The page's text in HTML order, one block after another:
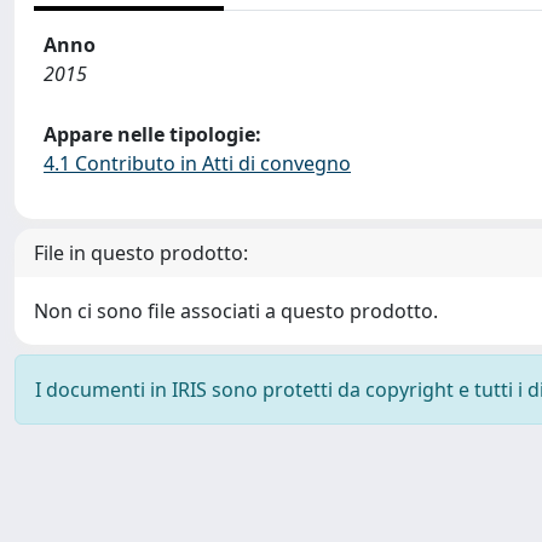
Anno
2015
Appare nelle tipologie:
4.1 Contributo in Atti di convegno
File in questo prodotto:
Non ci sono file associati a questo prodotto.
I documenti in IRIS sono protetti da copyright e tutti i